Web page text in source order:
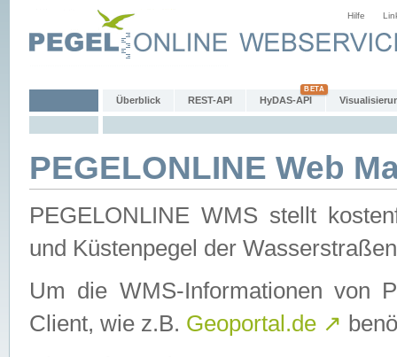
Hilfe
Überblick REST-API HyDAS-API
PEGELONLINE Web
PEGELONLINE WMS stellt
und Küstenpegel der
Um die WMS-Informationen von
Client, wie z.B. Geoportal.de ↗